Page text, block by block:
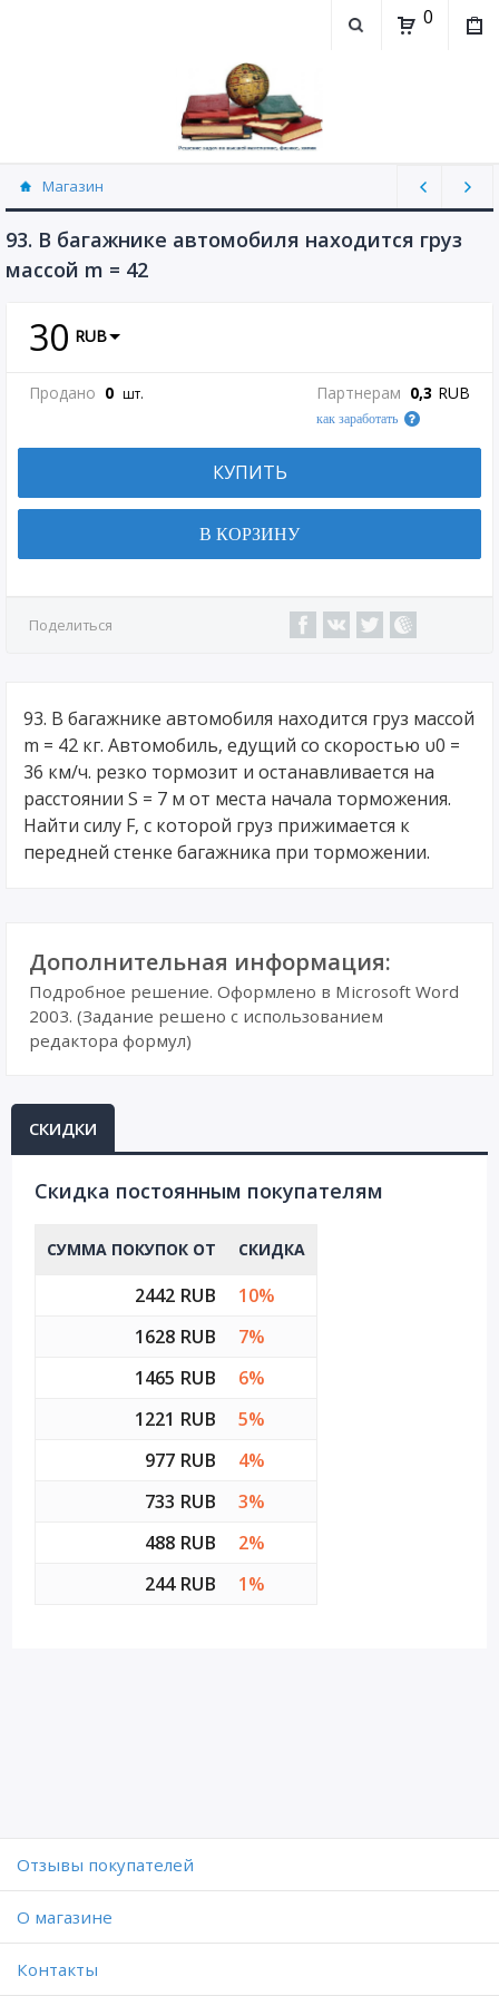
0
Магазин
Физика, химия (рассылаю Doc+PDF) (8689)
93. В багажнике автомобиля находится груз
массой m = 42
30 RUB
Продано 0 шт. Партнерам 0,3 RUB
как заработать
КУПИТЬ
В КОРЗИНУ
Поделиться
93. В багажнике автомобиля находится груз массой
m = 42 кг. Автомобиль, едущий со скоростью υ0 =
36 км/ч. резко тормозит и останавливается на
расстоянии S = 7 м от места начала торможения.
Найти силу F, с которой груз прижимается к
передней стенке багажника при торможении.
Дополнительная информация:
Подробное решение. Оформлено в Microsoft Word
2003. (Задание решено с использованием
редактора формул)
СКИДКИ
Cкидка постоянным покупателям
СУММА ПОКУПОК ОТ СКИДКА
2442 RUB
10%
1628 RUB
7%
1465 RUB
6%
1221 RUB
5%
977 RUB
4%
733 RUB
3%
488 RUB
2%
244 RUB
1%
Отзывы покупателей
O магазине
Контакты